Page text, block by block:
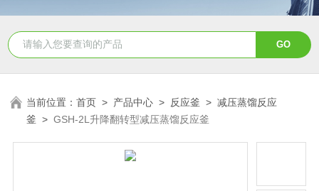
当前位置：首页 > 产品中心 > 反应釜 >减压蒸馏反应
釜 >GSH-2L升降翻转型减压蒸馏反应釜